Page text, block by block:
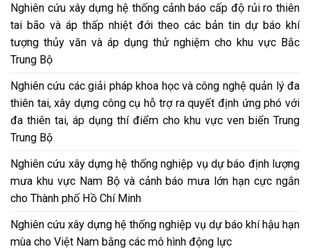
Nghiên cứu xây dựng hệ thống cảnh báo cấp độ rủi ro thiên
tai bão và áp thấp nhiệt đới theo các bản tin dự báo khí
tượng thủy văn và áp dụng thử nghiệm cho khu vực Bắc
Trung Bộ
Nghiên cứu các giải pháp khoa học và công nghệ quản lý đa
thiên tai, xây dựng công cụ hỗ trợ ra quyết định ứng phó với
đa thiên tai, áp dụng thí điểm cho khu vực ven biển Trung
Trung Bộ
Nghiên cứu xây dựng hệ thống nghiệp vụ dự báo định lượng
mưa khu vực Nam Bộ và cảnh báo mưa lớn hạn cực ngắn
cho Thành phố Hồ Chí Minh
Nghiên cứu xây dựng hệ thống nghiệp vụ dự báo khí hậu hạn
mùa cho Việt Nam bằng các mô hình động lực